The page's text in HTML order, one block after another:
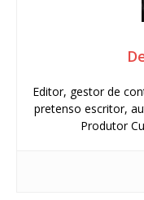
Editor, gestor de
pretenso escritor,
Produtor